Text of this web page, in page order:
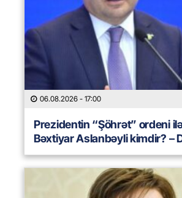
06.08.2026 - 17:00
Prezidentin “Şöhrət” ordeni
Bəxtiyar Aslanbəyli kimdir? –